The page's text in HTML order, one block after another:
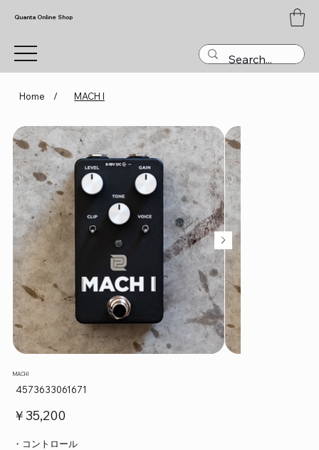
Quanta Online Shop
Home / MACH I
MACH I
SKU：
4573633061671
価
格
￥35,200
・コントロール